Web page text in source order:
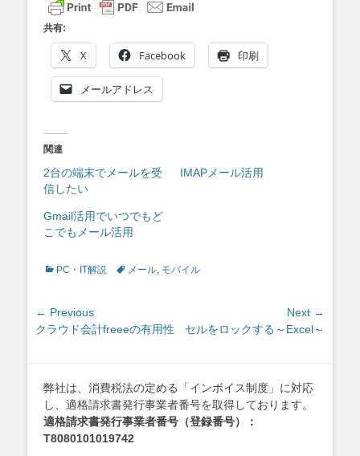
共有:
X Facebook 印刷
メールアドレス
関連
2台の端末でメールを受
信したい
IMAPメール活用
Gmail活用でいつでもど
こでもメール活用
Categories
PC・IT解説 Tagsメール, モバイル
投
稿
ゲ
ー
シ
ョ
← Previous
Previous
クラウド会計freeeの有用性
Next →
Next
セルをロックする～Excel～
弊社は、消費税法の定める「インボイス制度」に対応
し、適格請求書発行事業者番号を取得しております。
適格請求書発行事業者番号（登録番号）：
T8080101019742